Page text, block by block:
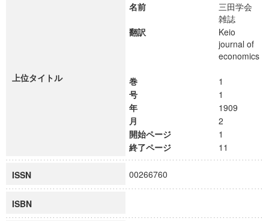
上位タイトル
名前
三田学会
雑誌
翻訳
Keio
journal of
economics
巻
1
号
1
年
1909
月
2
開始ページ
1
終了ページ
11
ISSN 00266760
ISBN